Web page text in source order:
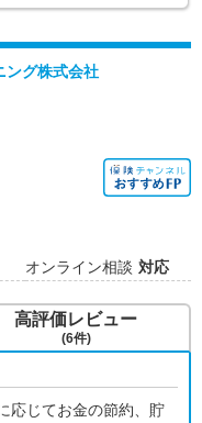
ング株式会社
オンライン相談 対応
応じてお金の節約、貯
高評価レビュー
(6件)